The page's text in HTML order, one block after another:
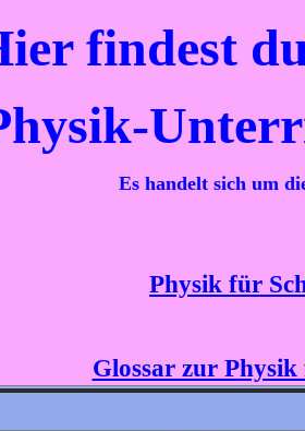
findest
Es handelt sich um
Physik für
Glossar zur